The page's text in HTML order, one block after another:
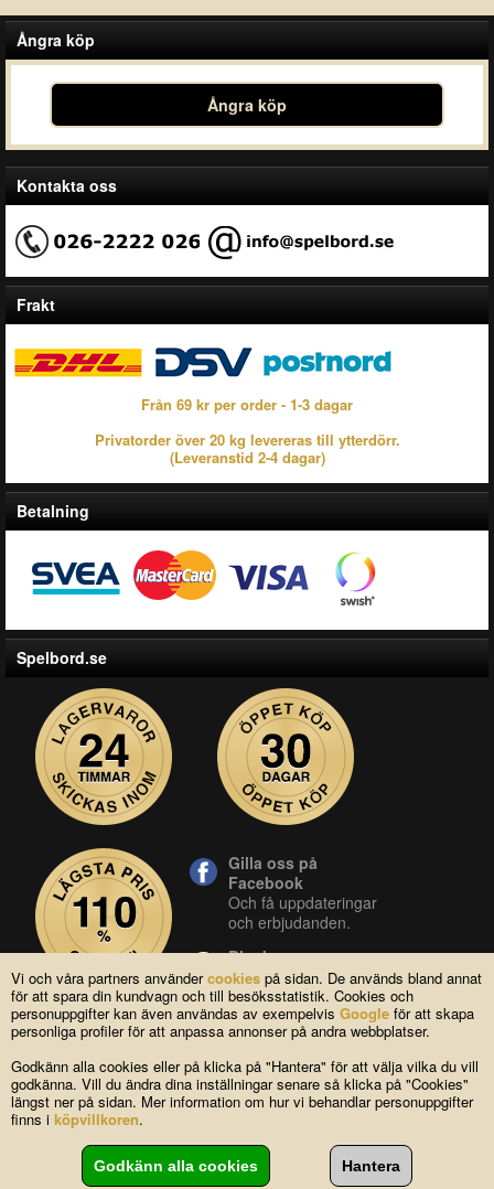
Vi och våra partners användercookies på sidan. De används bland annat
för att spara din kundvagn och till besöksstatistik. Cookies och
personuppgifter kan även användas av exempelvis Google för att skapa
personliga profiler för att anpassa annonser på andra webbplatser.
Godkänn alla cookies eller på klicka på "Hantera" för att välja vilka du vill
godkänna. Vill du ändra dina inställningar senare så klicka på "Cookies"
längst ner på sidan. Mer information om hur vi behandlar personuppgifter
finns i köpvillkoren.
Ångra köp
Ångra köp
Kontakta oss
Frakt
Från 69 kr per order - 1-3 dagar
Privatorder över 20 kg levereras till ytterdörr.
(Leveranstid 2-4 dagar)
Betalning
Spelbord.se
Gilla oss på
Facebook
Och få uppdateringar
och erbjudanden.
Blocket
Vår butik på blocket.
YouTube
Se våra produkter live
Copyright © 2004-2026 Lagsidan AB
FAQ|Om oss|Köpvillkor|Cookies |Kontakta oss